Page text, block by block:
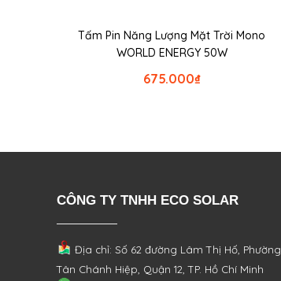
Tấm Pin Năng Lượng Mặt Trời Mono
WORLD ENERGY 50W
₫
675.000
CÔNG TY TNHH ECO SOLAR
Địa chỉ: Số 62 đường Lâm Thị Hố, Phường
Tân Chánh Hiệp, Quận 12, TP. Hồ Chí Minh